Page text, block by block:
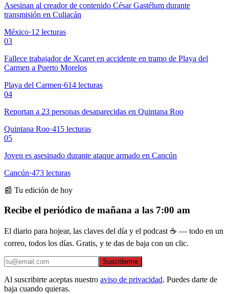
Asesinan al creador de contenido César Gastélum durante
transmisión en Culiacán
México·12 lecturas
03
Fallece trabajador de Xcaret en accidente en tramo de Playa del
Carmen a Puerto Morelos
Playa del Carmen·614 lecturas
04
Reportan a 23 personas desaparecidas en Quintana Roo
Quintana Roo·415 lecturas
05
Joven es asesinado durante ataque armado en Cancún
Cancún·473 lecturas
📰 Tu edición de hoy
Recibe el periódico de mañana a las 7:00 am
El diario para hojear, las claves del día y el podcast ☕ — todo en un
correo, todos los días. Gratis, y te das de baja con un clic.
Suscribirme
Al suscribirte aceptas nuestro aviso de privacidad. Puedes darte de
baja cuando quieras.